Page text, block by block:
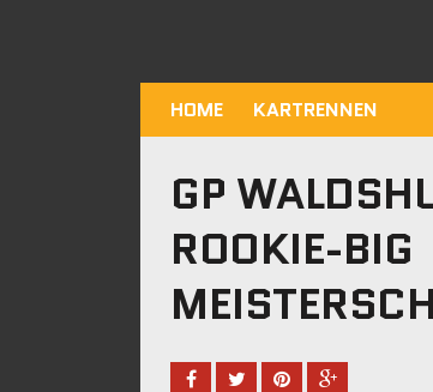
HOME KARTRENNEN
GP
ROOKIE-BIG